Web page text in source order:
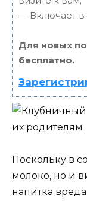
— Включает в
Для новых
бесплатно.
Поскольку в
молоко, но и
напитка